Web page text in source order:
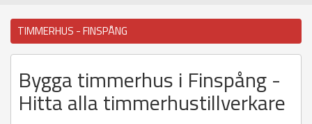
TIMMERHUS - FINSPÅNG
Bygga timmerhus i Finspång -
Hitta alla timmerhustillverkare